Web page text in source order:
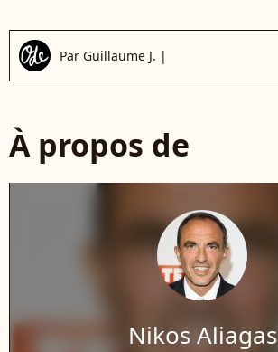
Par Guillaume J. |
À propos de
Nikos Aliagas